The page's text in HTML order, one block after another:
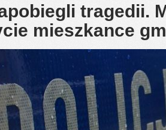
tragedii.
mieszkance